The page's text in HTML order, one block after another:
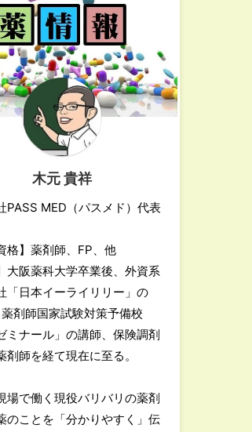
木元 貴祥
PASS MED（パスメド）代表
格】薬剤師、FP、他
大阪薬科大学卒業後、外資系
「日本イーライリリー」の
剤師国家試験対策予備校
ミナール」の講師、保険調剤
剤師を経て現在に至る。
場で働く現役バリバリの薬剤
のことを「分かりやすく」伝